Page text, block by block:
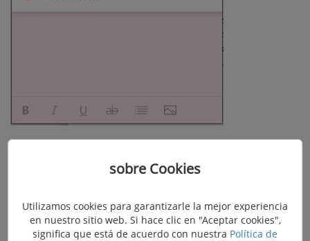
Recuperar desde Todas las notas
Además, si accidentalmente cierras las notas, acceder
“Todas las notas”desde la barra de tareas también es
sobre Cookies
Utilizamos cookies para garantizarle la mejor experiencia
en nuestro sitio web. Si hace clic en "Aceptar cookies",
significa que está de acuerdo con nuestra Política de